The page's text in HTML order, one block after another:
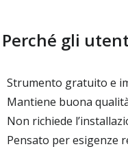
Perché gli
Strumento gratuito e
Mantiene buona
Non richiede
Pensato per esigenze